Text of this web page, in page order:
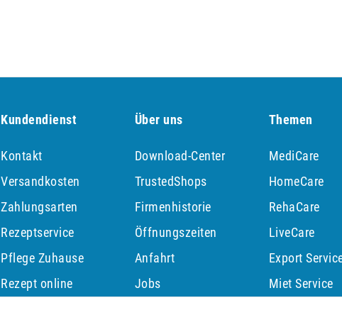
Kundendienst
Kontakt
Versandkosten
Zahlungsarten
Rezeptservice
Pflege Zuhause
Rezept online
Über uns
Download-Center
TrustedShops
Firmenhistorie
Öffnungszeiten
Anfahrt
Jobs
Themen
MediCare
HomeCare
RehaCare
LiveCare
Export
Miet Service